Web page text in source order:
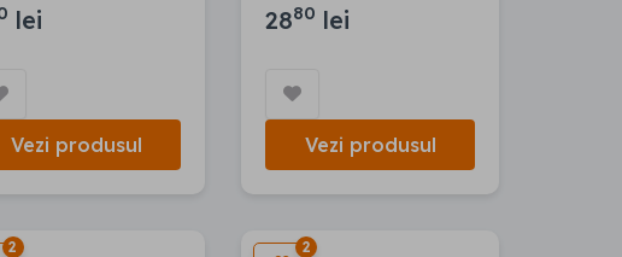
lei
Vezi produsul
2880 lei
Vezi produsul
2 2